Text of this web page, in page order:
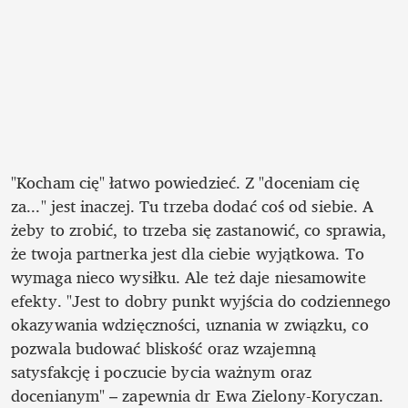
"Kocham cię" łatwo powiedzieć. Z "doceniam cię
za..." jest inaczej. Tu trzeba dodać coś od siebie. A
żeby to zrobić, to trzeba się zastanowić, co sprawia,
że twoja partnerka jest dla ciebie wyjątkowa. To
wymaga nieco wysiłku. Ale też daje niesamowite
efekty. "Jest to dobry punkt wyjścia do codziennego
okazywania wdzięczności, uznania w związku, co
pozwala budować bliskość oraz wzajemną
satysfakcję i poczucie bycia ważnym oraz
docenianym" – zapewnia dr Ewa Zielony-Koryczan.